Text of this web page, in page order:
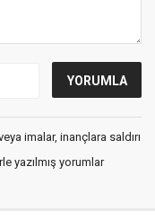
imalar, inançlara saldırı
yazılmış yorumlar